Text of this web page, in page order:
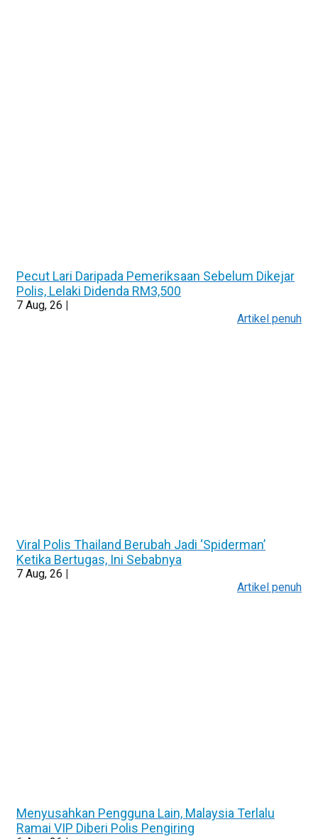
Pecut Lari Daripada Pemeriksaan Sebelum Dikejar
Polis, Lelaki Didenda RM3,500
7 Aug, 26 |
Artikel penuh
Viral Polis Thailand Berubah Jadi ‘Spiderman’
Ketika Bertugas, Ini Sebabnya
7 Aug, 26 |
Artikel penuh
Menyusahkan Pengguna Lain, Malaysia Terlalu
Ramai VIP Diberi Polis Pengiring